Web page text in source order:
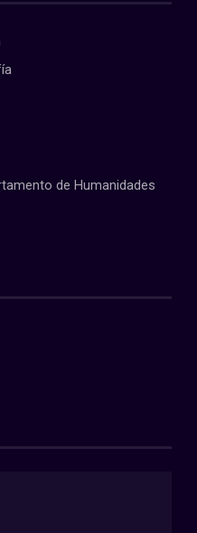
de Humanidades